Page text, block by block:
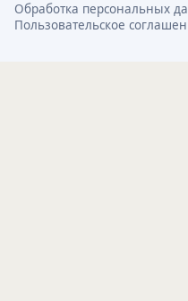
Обработка персональных
Пользовательское